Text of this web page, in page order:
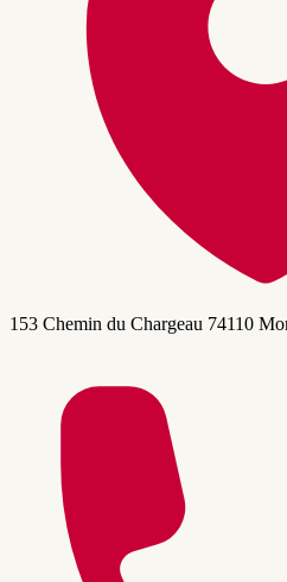
153 Chemin du Chargeau 74110